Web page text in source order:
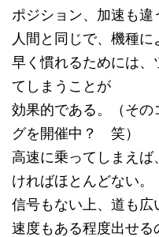
ポジション、加速も違
人間と同じで、機種
早く慣れるためには
てしまうことが
効果的である。（そ
グを開催中？ 笑）
高速に乗ってしまえ
ければほとんどない。
信号もない上、道も広
速度もある程度出せ